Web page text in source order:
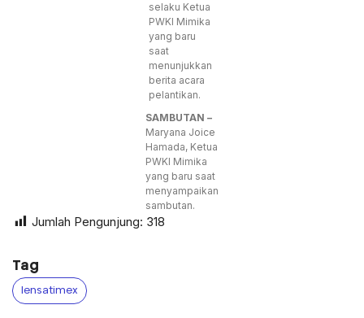
selaku Ketua
PWKI Mimika
yang baru
saat
menunjukkan
berita acara
pelantikan.
SAMBUTAN –
Maryana Joice
Hamada, Ketua
PWKI Mimika
yang baru saat
menyampaikan
sambutan.
Jumlah Pengunjung: 318
Tag
lensatimex